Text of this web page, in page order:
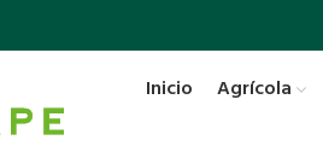
Inicio Agrícola